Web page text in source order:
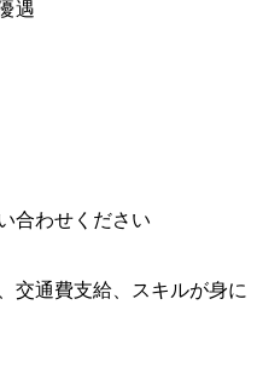
遇
合わせください
交通費支給、スキルが身に